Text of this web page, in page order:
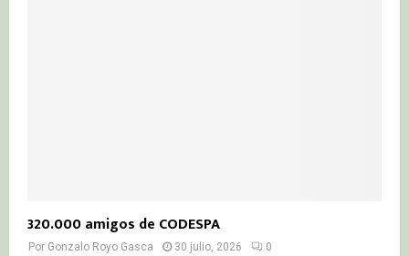
320.000 amigos de CODESPA
Por Gonzalo Royo Gasca 30 julio, 2026 0